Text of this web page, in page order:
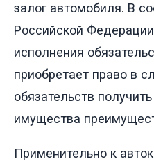
залог автомобиля. В
Российской
исполнения
приобретает право в
обязательств
имущества
Применительно к